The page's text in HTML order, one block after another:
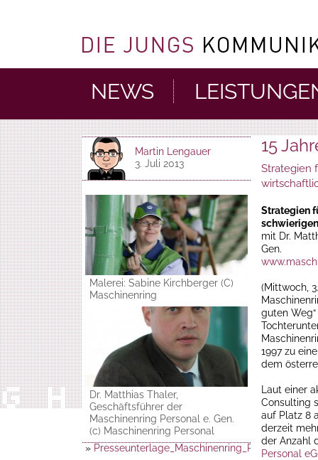
NEWS
Martin Lengauer
3. Juli 2013
Malerei: Sabine Kirchberger (C)
Maschinenring
Dr. Matthias Thaler,
Geschäftsführer der
Maschinenring Personal e. Gen.
(c) Maschinenring Personal
»
15
Strategien
Strategien
mit Dr.
Gen.
(Mittwoch,
guten
1997 zu
dem
Laut einer
Consulting
auf Platz 8
derzeit
der Anzahl
Personal